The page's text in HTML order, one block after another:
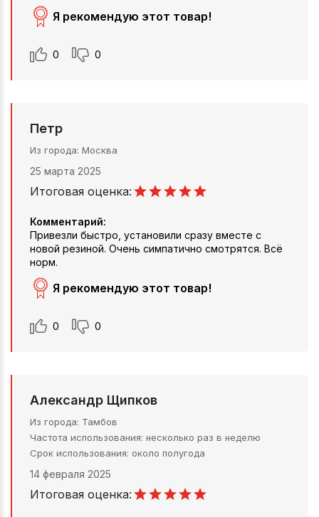
Я рекомендую этот товар!
0 0
Петр
Из города Москва
25 марта 2025
Итоговая оценка:
Комментарий:
Привезли быстро, установили сразу вместе с
новой резиной. Очень симпатично смотрятся. Всё
норм.
Я рекомендую этот товар!
0 0
Александр Щипков
Из города Тамбов
Частота использования несколько раз в неделю
Срок использования около полугода
14 февраля 2025
Итоговая оценка: